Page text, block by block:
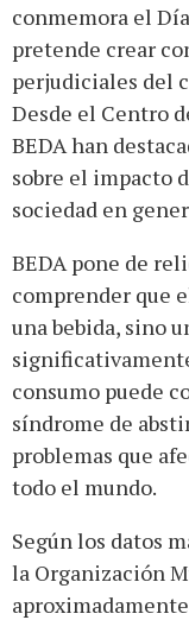
conmemora el
pretende crear
perjudiciales del
Desde el Centro
BEDA han
sobre el impacto
sociedad en
BEDA pone de
comprender que
una bebida, sino
consumo puede
síndrome de
problemas que
todo el mundo.
Según los datos
la Organización